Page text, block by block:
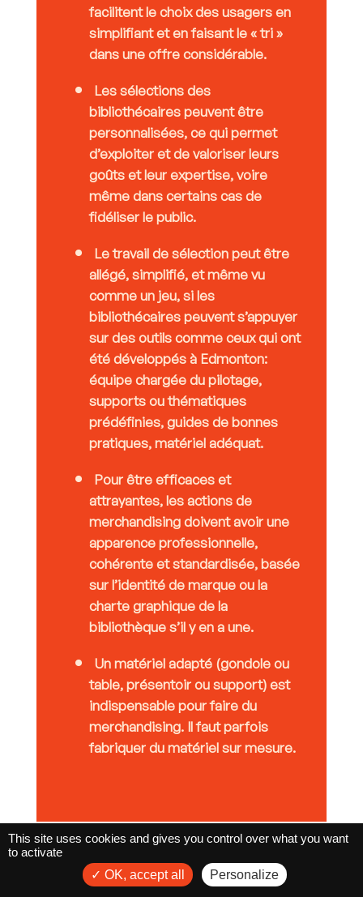
facilitent le choix des usagers en
simplifiant et en faisant le « tri »
dans une offre considérable.
Les sélections des
bibliothécaires peuvent être
personnalisées, ce qui permet
d’exploiter et de valoriser leurs
goûts et leur expertise, voire
même dans certains cas de
fidéliser le public.
Le travail de sélection peut être
allégé, simplifié, et même vu
comme un jeu, si les
bibliothécaires peuvent s’appuyer
sur des outils comme ceux qui ont
été développés à Edmonton:
équipe chargée du pilotage,
supports ou thématiques
prédéfinies, guides de bonnes
pratiques, matériel adéquat.
Pour être efficaces et
attrayantes, les actions de
merchandising doivent avoir une
apparence professionnelle,
cohérente et standardisée, basée
sur l’identité de marque ou la
charte graphique de la
bibliothèque s’il y en a une.
Un matériel adapté (gondole ou
table, présentoir ou support) est
indispensable pour faire du
merchandising. Il faut parfois
fabriquer du matériel sur mesure.
This site uses cookies and gives you control over what you want
to activate
OK, accept all
Personalize